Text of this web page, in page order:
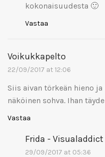
kokonaisuudesta 🙂
Vastaa
Voikukkapelto
22/09/2017 at 12:06
Siis aivan törkeän hieno
näköinen sohva. Ihan
Vastaa
Frida - Visualaddict
29/09/2017 at 05:36